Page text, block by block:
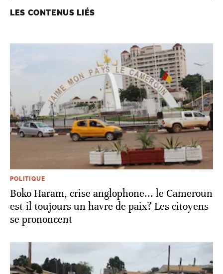
LES CONTENUS LIÉS
POLITIQUE
Boko Haram, crise anglophone... le Cameroun
est-il toujours un havre de paix? Les citoyens
se prononcent